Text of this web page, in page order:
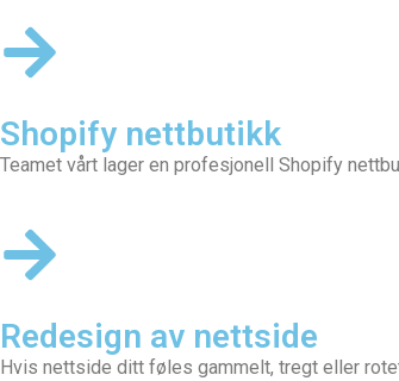
Shopify nettbutikk
Teamet vårt lager en profesjonell Shopify
Redesign av nettside
Hvis nettside ditt føles gammelt, tregt eller